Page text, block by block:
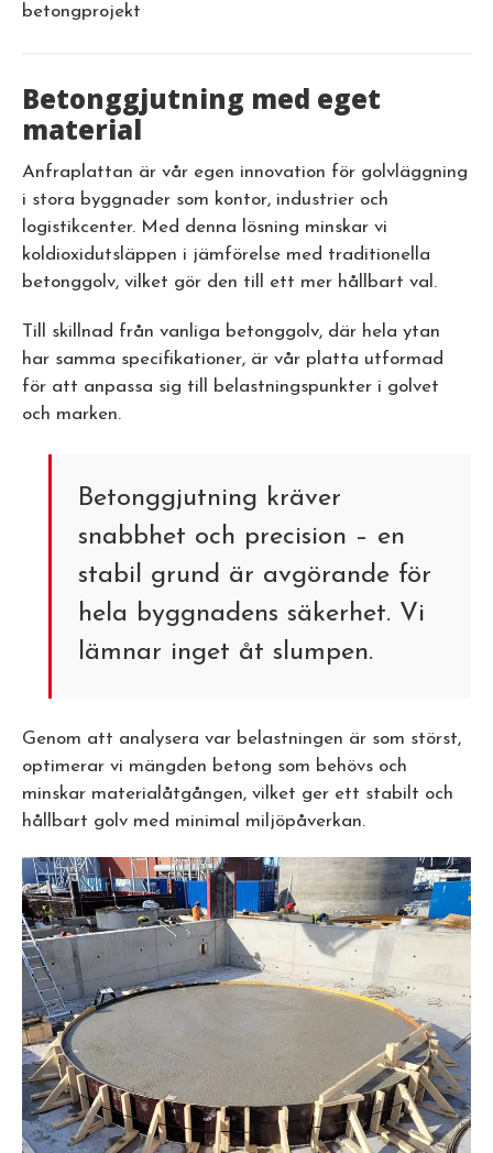
betongprojekt
Betonggjutning med eget
material
Anfraplattan är vår egen innovation för golvläggning
i stora byggnader som kontor, industrier och
logistikcenter. Med denna lösning minskar vi
koldioxidutsläppen i jämförelse med traditionella
betonggolv, vilket gör den till ett mer hållbart val.
Till skillnad från vanliga betonggolv, där hela ytan
har samma specifikationer, är vår platta utformad
för att anpassa sig till belastningspunkter i golvet
och marken.
Betonggjutning kräver
snabbhet och precision – en
stabil grund är avgörande för
hela byggnadens säkerhet. Vi
lämnar inget åt slumpen.
Genom att analysera var belastningen är som störst,
optimerar vi mängden betong som behövs och
minskar materialåtgången, vilket ger ett stabilt och
hållbart golv med minimal miljöpåverkan.